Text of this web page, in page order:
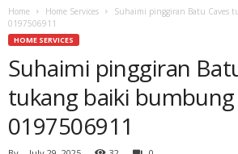
Home Home Services
Suhaimi pinggiran Batu Caves
0197506911
HOME SERVICES
Suhaimi pinggiran
tukang baiki
0197506911